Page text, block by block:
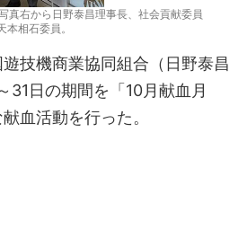
真右から日野泰昌理事長、社会貢献委員
相石委員。
技機商業協同組合（日野泰昌
31日の期間を「10月献血月
血活動を行った。